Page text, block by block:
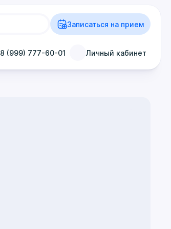
Записаться на прием
8 (999) 777-60-01 Личный кабинет